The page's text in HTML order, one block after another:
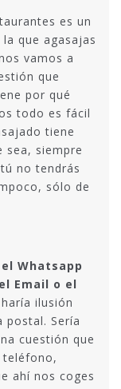
es un
que agasajas
vamos a
que
por qué
todo es fácil
tiene
sea, siempre
no tendrás
sólo de
Whatsapp
Email o el
ilusión
postal. Sería
cuestión que
teléfono,
ahí nos coges